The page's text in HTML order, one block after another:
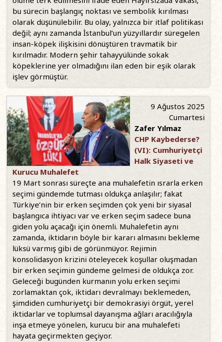
bu sürecin başlangıç noktası ve sembolik kırılması
olarak düşünülebilir. Bu olay, yalnızca bir itlaf politikası
değil; aynı zamanda İstanbul’un yüzyıllardır süregelen
insan-köpek ilişkisini dönüştüren travmatik bir
kırılmadır. Modern şehir tahayyülünde sokak
köpeklerine yer olmadığını ilan eden bir eşik olarak
işlev görmüştür.
9 Ağustos 2025
Cumartesi
Zafer Yılmaz
CHP Kaybederse?
(VI): Cumhuriyetçi
Halk Siyaseti ve
Kurucu Muhalefet
19 Mart sonrası süreçte ana muhalefetin ısrarla erken
seçimi gündemde tutması oldukça anlaşılır; fakat
Türkiye’nin bir erken seçimden çok yeni bir siyasal
başlangıca ihtiyacı var ve erken seçim sadece buna
giden yolu açacağı için önemli. Muhalefetin aynı
zamanda, iktidarın böyle bir kararı almasını bekleme
lüksü varmış gibi de görünmüyor. Rejimin
konsolidasyon krizini öteleyecek koşullar oluşmadan
bir erken seçimin gündeme gelmesi de oldukça zor.
Geleceği bugünden kurmanın yolu erken seçimi
zorlamaktan çok, iktidarı devralmayı beklemeden,
şimdiden cumhuriyetçi bir demokrasiyi örgüt, yerel
iktidarlar ve toplumsal dayanışma ağları aracılığıyla
inşa etmeye yönelen, kurucu bir ana muhalefeti
hayata geçirmekten geçiyor.